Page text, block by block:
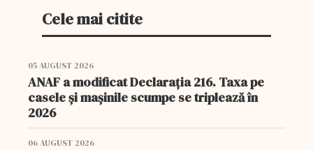
Cele mai citite
05 AUGUST 2026
ANAF a modificat Declarația 216. Taxa pe
casele și mașinile scumpe se triplează în
2026
06 AUGUST 2026